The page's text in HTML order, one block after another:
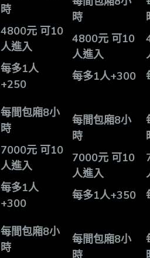
時
4800元 可10
人進入
每多1人
+250
時
4800元 可10
人進入
每多1人+300
每間包廂8小
時
7000元 可10
人進入
每多1人
+300
每間包廂8小
時
7000元 可10
人進入
每多1人+350
每間包廂8小
時
每間包廂8小
時